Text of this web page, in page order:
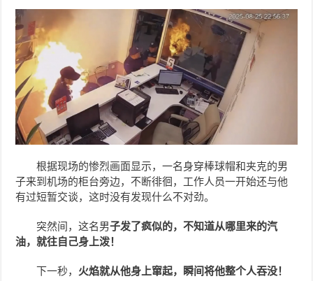
根据现场的惨烈画面显示，一名身穿棒球帽和夹克的男
子来到机场的柜台旁边，不断徘徊，工作人员一开始还与他
有过短暂交谈，这时没有发现什么不对劲。
突然间，这名男子发了疯似的，不知道从哪里来的汽
油，就往自己身上泼！
下一秒， 火焰就从他身上窜起，瞬间将他整个人吞没！